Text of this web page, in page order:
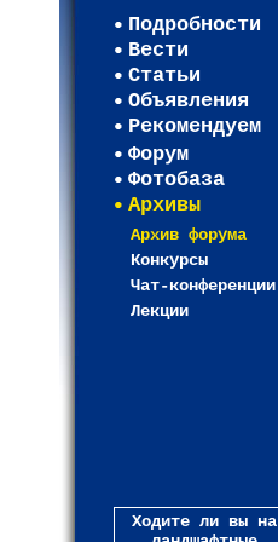
Подробности
Вести
Статьи
Объявления
Рекомендуем
Форум
Фотобаза
Архивы
Архив форума
Конкурсы
Чат-конференции
Лекции
Ходите ли вы на